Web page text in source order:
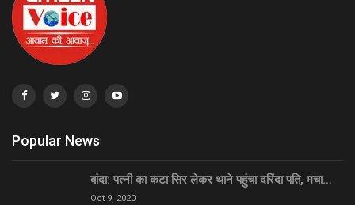
Popular News
बांदा: पत्नी का कटा सिर लेकर थाने पहुंचा दरिंदा पति, मचा…
Oct 9, 2020